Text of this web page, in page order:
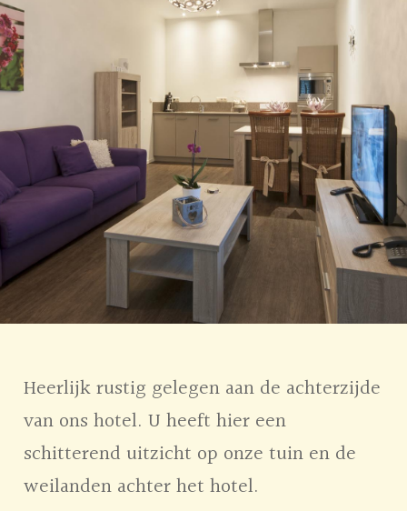
Heerlijk rustig gelegen aan de achterzijde
van ons hotel. U heeft hier een
schitterend uitzicht op onze tuin en de
weilanden achter het hotel.